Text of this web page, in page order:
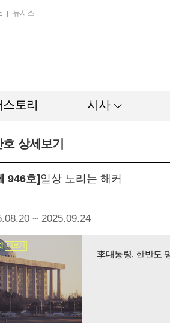
뉴시스
스토리 시사
상세보기
946호]일상 노리는 해커
~ 2025.09.24
더보기